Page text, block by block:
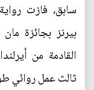
سابق، فازت
القادمة من
ثالث عمل روائي